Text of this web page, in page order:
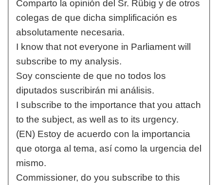
Comparto la opinión del Sr. Rübig y de otros
colegas de que dicha simplificación es
absolutamente necesaria.
I know that not everyone in Parliament will
subscribe to my analysis.
Soy consciente de que no todos los
diputados suscribirán mi análisis.
I subscribe to the importance that you attach
to the subject, as well as to its urgency.
(EN) Estoy de acuerdo con la importancia
que otorga al tema, así como la urgencia del
mismo.
Commissioner, do you subscribe to this